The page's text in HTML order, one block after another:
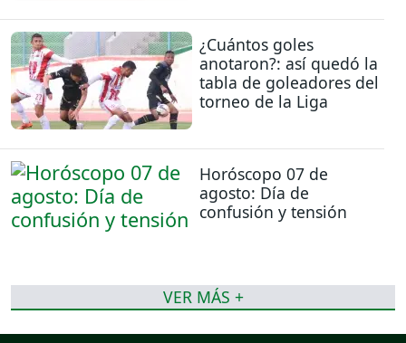
¿Cuántos goles
anotaron?: así quedó la
tabla de goleadores del
torneo de la Liga
Horóscopo 07 de
agosto: Día de
confusión y tensión
VER MÁS +